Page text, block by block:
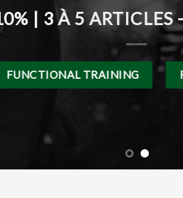
| 3 À 5
FUNCTIONAL TRAINING